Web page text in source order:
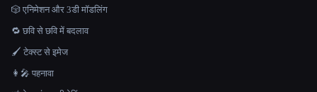
🎲 एनिमेशन और 3डी मॉडलिंग
🔁 छवि से छवि में बदलाव
🖌️ टेक्स्ट से इमेज
👩‍🎤 पहनावा